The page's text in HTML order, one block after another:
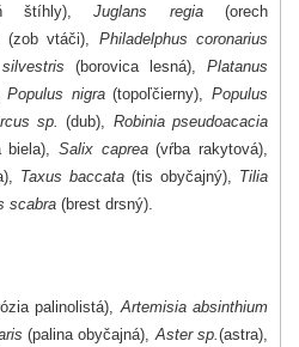
štíhly), Juglans regia
(orech
(zob vtáči), Philadelphus coronarius
(borovica lesná),
Platanus
Populus nigra (topoľčierny), Populus
sp. (dub), Robinia pseudoacacia
biela), Salix caprea (vŕba rakytová),
Taxus baccata (tis obyčajný), Tilia
scabra (brest drsný).
palinolistá), Artemisia absinthium
(palina obyčajná), Aster sp.(astra),